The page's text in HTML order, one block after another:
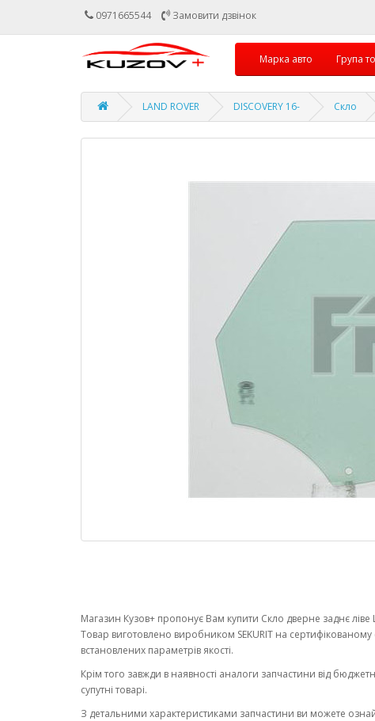
0971665544 Замовити дзвінок
Марка авто Група
LAND ROVER DISCOVERY 16- Скло
Магазин Кузов+ пропонує Вам купити Скло дверне заднє ліве
Товар виготовлено виробником SEKURIT на
встановлених параметрів якості.
Крім того завжди в наявності аналоги запчастини від
супутні товарі.
З детальними характеристиками запчастини ви можете